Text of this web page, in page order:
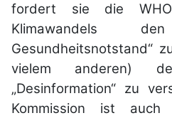
fordert sie die
Klimawandels
Gesundheitsnotstand“
vielem anderen)
„Desinformation“ zu
Kommission ist